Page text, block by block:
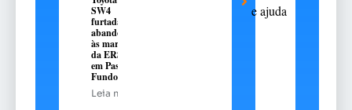
SW4
furtada e
abandonada
às margens
da ERS-324,
em Passo
Fundo
Leia mais
e ajuda